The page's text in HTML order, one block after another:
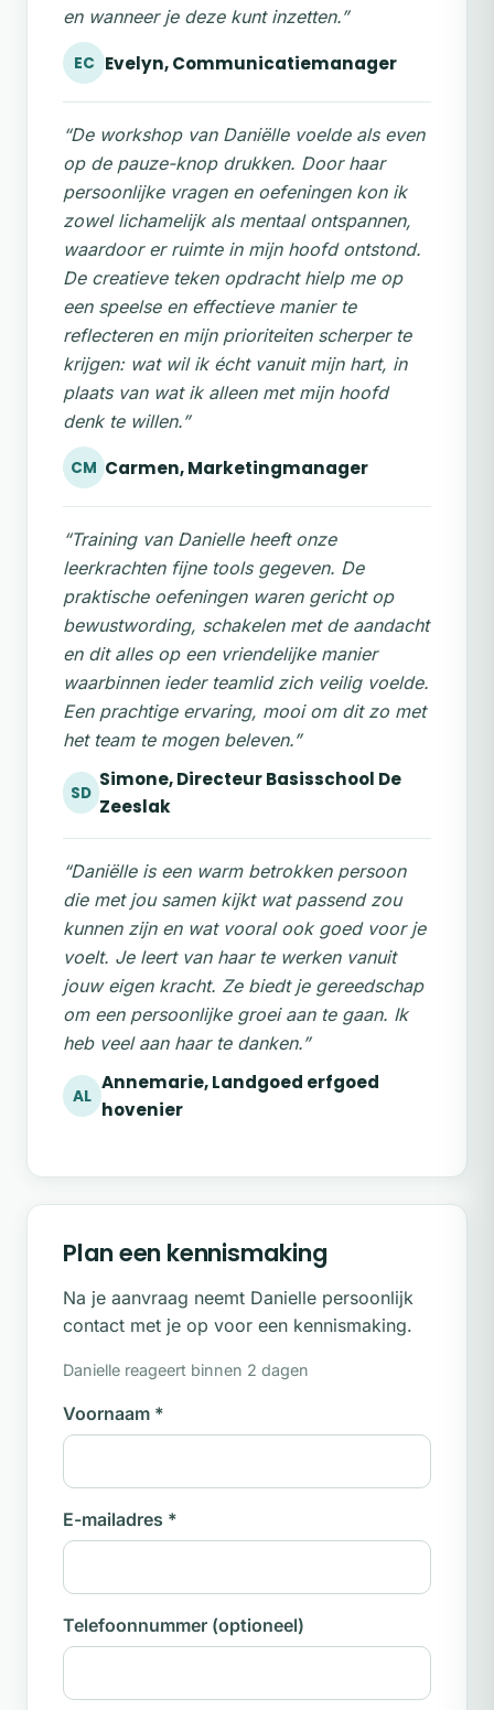
en wanneer je deze kunt inzetten.”
EC Evelyn, Communicatiemanager
“De workshop van Daniëlle voelde als even
op de pauze-knop drukken. Door haar
persoonlijke vragen en oefeningen kon ik
zowel lichamelijk als mentaal ontspannen,
waardoor er ruimte in mijn hoofd ontstond.
De creatieve teken opdracht hielp me op
een speelse en effectieve manier te
reflecteren en mijn prioriteiten scherper te
krijgen: wat wil ik écht vanuit mijn hart, in
plaats van wat ik alleen met mijn hoofd
denk te willen.”
CM Carmen, Marketingmanager
“Training van Danielle heeft onze
leerkrachten fijne tools gegeven. De
praktische oefeningen waren gericht op
bewustwording, schakelen met de aandacht
en dit alles op een vriendelijke manier
waarbinnen ieder teamlid zich veilig voelde.
Een prachtige ervaring, mooi om dit zo met
het team te mogen beleven.”
SD
Simone, Directeur Basisschool De
Zeeslak
“Daniëlle is een warm betrokken persoon
die met jou samen kijkt wat passend zou
kunnen zijn en wat vooral ook goed voor je
voelt. Je leert van haar te werken vanuit
jouw eigen kracht. Ze biedt je gereedschap
om een persoonlijke groei aan te gaan. Ik
heb veel aan haar te danken.”
AL
Annemarie, Landgoed erfgoed
hovenier
Plan een kennismaking
Na je aanvraag neemt Danielle persoonlijk
contact met je op voor een kennismaking.
Danielle reageert binnen 2 dagen
Voornaam *
E-mailadres *
Telefoonnummer (optioneel)